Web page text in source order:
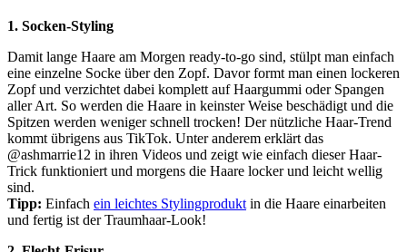
1. Socken-Styling
Damit lange Haare am Morgen ready-to-go sind, stülpt man einfach
eine einzelne Socke über den Zopf. Davor formt man einen lockeren
Zopf und verzichtet dabei komplett auf Haargummi oder Spangen
aller Art. So werden die Haare in keinster Weise beschädigt und die
Spitzen werden weniger schnell trocken! Der nützliche Haar-Trend
kommt übrigens aus TikTok. Unter anderem erklärt das
@ashmarrie12 in ihren Videos und zeigt wie einfach dieser Haar-
Trick funktioniert und morgens die Haare locker und leicht wellig
sind.
Tipp: Einfach ein leichtes Stylingprodukt in die Haare einarbeiten
und fertig ist der Traumhaar-Look!